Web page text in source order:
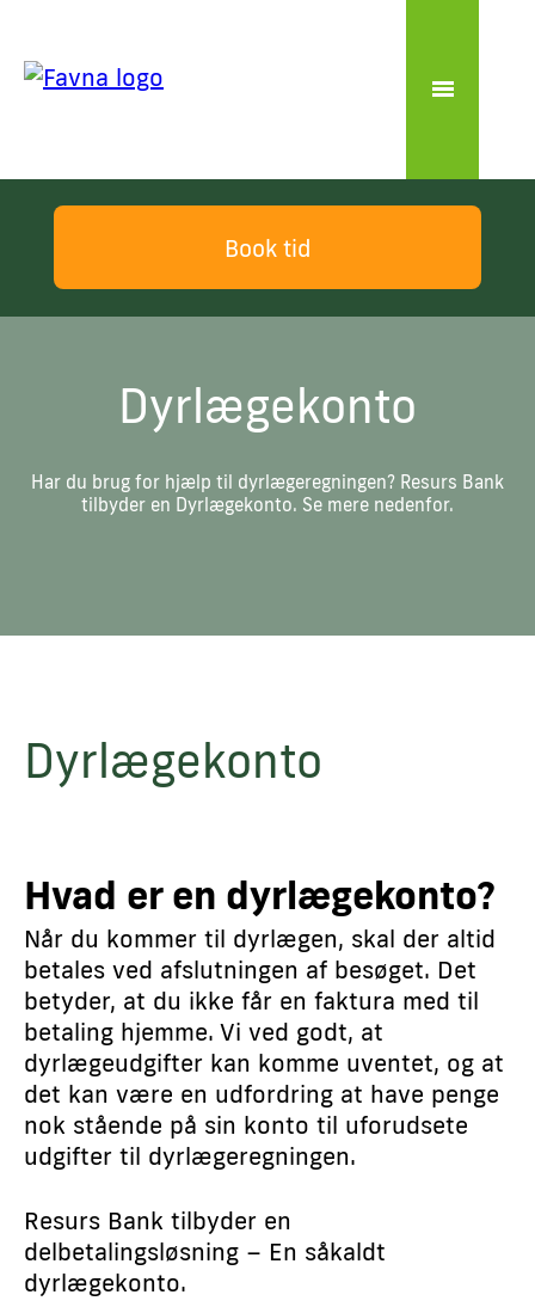
Book tid
Dyrlægekonto
Har du brug for hjælp til dyrlægeregningen? Resurs Bank
tilbyder en Dyrlægekonto. Se mere nedenfor.
Dyrlægekonto
Hvad er en dyrlægekonto?
Når du kommer til dyrlægen, skal der altid
betales ved afslutningen af besøget. Det
betyder, at du ikke får en faktura med til
betaling hjemme. Vi ved godt, at
dyrlægeudgifter kan komme uventet, og at
det kan være en udfordring at have penge
nok stående på sin konto til uforudsete
udgifter til dyrlægeregningen.
Resurs Bank tilbyder en
delbetalingsløsning – En såkaldt
dyrlægekonto.